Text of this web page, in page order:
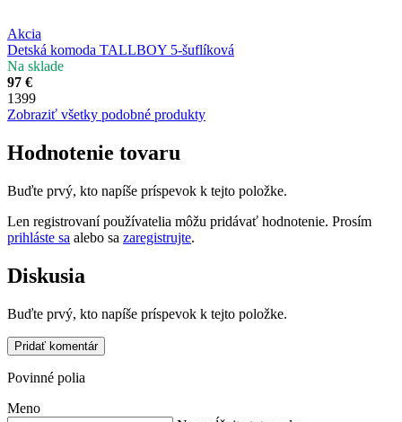
Akcia
Detská komoda TALLBOY 5-šuflíková
Na sklade
97 €
1399
Zobraziť všetky podobné produkty
Hodnotenie tovaru
Buďte prvý, kto napíše príspevok k tejto položke.
Len registrovaní používatelia môžu pridávať hodnotenie. Prosím
prihláste sa alebo sa zaregistrujte.
Diskusia
Buďte prvý, kto napíše príspevok k tejto položke.
Pridať komentár
Povinné polia
Meno